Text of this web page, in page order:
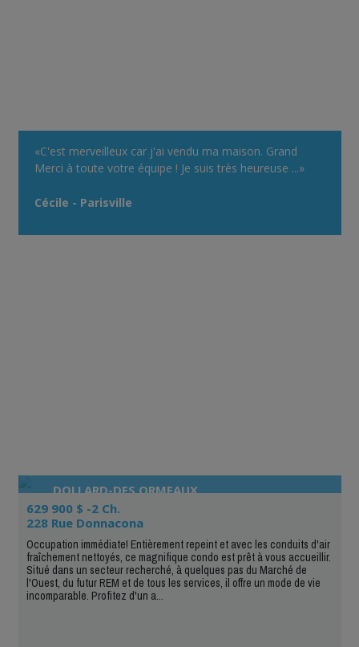
«C'est merveilleux car j'ai vendu ma maison. Grand
Merci à toute votre équipe ! Je suis très heureuse ...»
Cécile - Parisville
DOLLARD-DES ORMEAUX
629 900 $ -2 Ch.
228 Rue Donnacona
Occupation immédiate! Entièrement repeint et avec les conduits d'air
fraîchement nettoyés, ce magnifique condo est prêt à vous accueillir.
Situé dans un secteur recherché, à quelques pas du Marché de
l'Ouest, du futur REM et de tous les services, il offre un mode de vie
incomparable. Profitez d'un a...